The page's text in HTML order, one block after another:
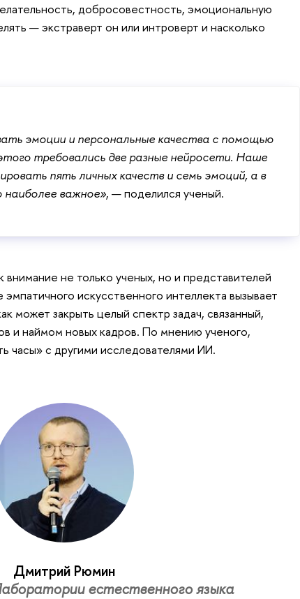
добросовестность, эмоциональную
— экстраверт он или интроверт и насколько
эмоции и персональные качества с помощью
требовались две разные нейросети. Наше
пять личных качеств и семь эмоций, а в
наиболее важное», — поделился ученый.
не только ученых, но и представителей
искусственного интеллекта вызывает
может закрыть целый спектр задач, связанный,
и наймом новых кадров. По мнению ученого,
часы» с другими исследователями ИИ.
Дмитрий Рюмин
естественного языка